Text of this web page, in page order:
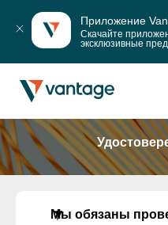
Приложение
Скачайте
эксклюзивные
Мы обязаны